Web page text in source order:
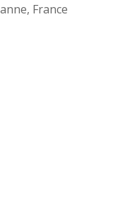
France